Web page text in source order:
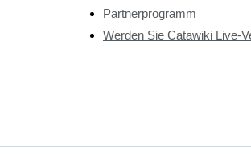
Partnerprogramm
Werden Sie Catawiki Live-